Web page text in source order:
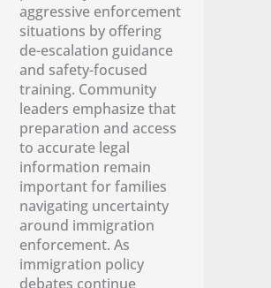
aggressive enforcement
situations by offering
de-escalation guidance
and safety-focused
training. Community
leaders emphasize that
preparation and access
to accurate legal
information remain
important for families
navigating uncertainty
around immigration
enforcement. As
immigration policy
debates continue